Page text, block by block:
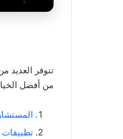
تتوفر العديد
من أفضل
تطبيقات